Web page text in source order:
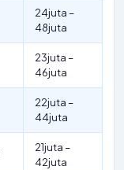
24juta –
48juta
23juta –
46juta
22juta –
44juta
21juta –
42juta